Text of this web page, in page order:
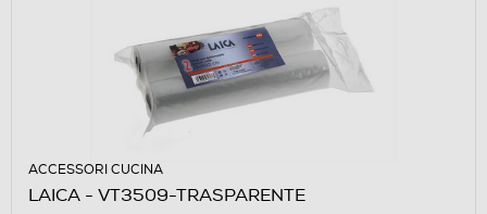
ACCESSORI CUCINA
LAICA - VT3509-TRASPARENTE